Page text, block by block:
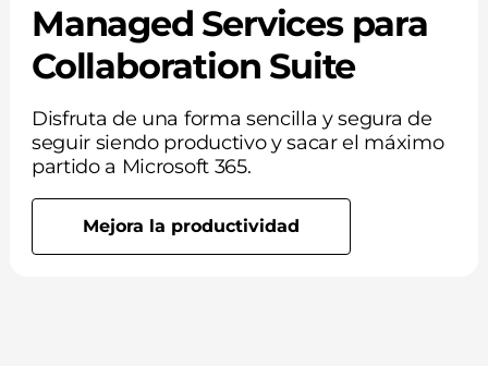
Managed Services para
Collaboration Suite
Disfruta de una forma sencilla y segura de
seguir siendo productivo y sacar el máximo
partido a Microsoft 365.
Mejora la productividad